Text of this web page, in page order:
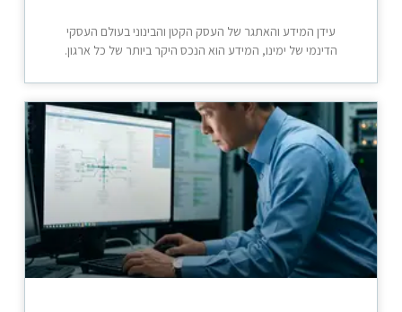
עידן המידע והאתגר של העסק הקטן והבינוני בעולם העסקי
הדינמי של ימינו, המידע הוא הנכס היקר ביותר של כל ארגון.